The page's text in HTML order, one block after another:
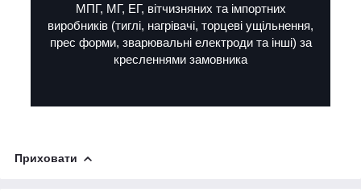
МПГ, МГ, ЕГ, вітчизняних та імпортних
виробників (тиглі, нагрівачі, торцеві ущільнення,
прес форми, зварювальні електроди та інші) за
кресленнями замовника
Приховати